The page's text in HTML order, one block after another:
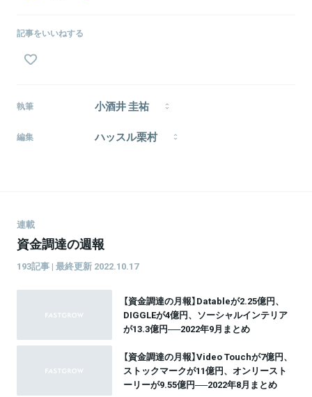
記事をいいねする
執筆 小酒井 圭祐
きます。トレンドの変遷を追っていくことに興味があ
編集 ハッスル栗村
連載
資金調達の週報
193記事 | 最終更新 2022.10.17
【資金調達の月報】Datableが2.25億円、
DIGGLEが4億円、ソーシャルインテリア
が13.3億円──2022年9月まとめ
【資金調達の月報】Video Touchが7億円、
ストックマークが11億円、オンリースト
ーリーが9.55億円──2022年8月まとめ